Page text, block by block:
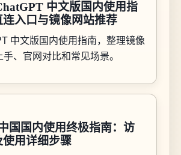
中文版国内使用指
连入口与镜像网站推荐
中文版国内使用指南，整理镜像
、官网对比和常见场景。
国国内使用终极指南：访
用详细步骤